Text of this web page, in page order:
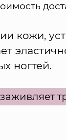
кожи,
ногтей.
заживляет